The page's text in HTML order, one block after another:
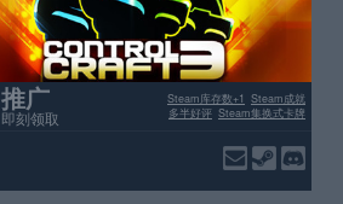
推广
即刻领取
Steam成就
Steam库存数+1
Steam集换式卡牌
多半好评